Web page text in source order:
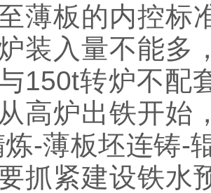
薄板的内控标
装入量不能多
150t转炉不配
高炉出铁开始
-薄板坯连铸-
抓紧建设铁水